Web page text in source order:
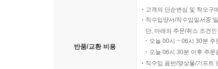
반품/교환 비용
고객의 단순변심 및 착오구
직수입양서/직수입일서중
단, 아래의 주문/취소 조건
오늘 00시 ~ 06시 30분
오늘 06시 30분 이후 주
직수입 음반/영상물/기프트